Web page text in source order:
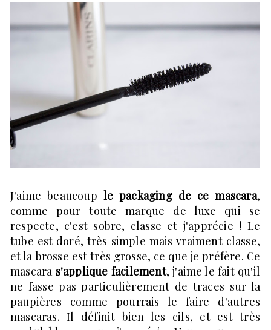
J'aime beaucoup le packaging de ce mascara,
comme pour toute marque de luxe qui se
respecte, c'est sobre, classe et j'apprécie ! Le
tube est doré, très simple mais vraiment classe,
et la brosse est très grosse, ce que je préfère. Ce
mascara s'applique facilement, j'aime le fait qu'il
ne fasse pas particulièrement de traces sur la
paupières comme pourrais le faire d'autres
mascaras. Il définit bien les cils, et est très